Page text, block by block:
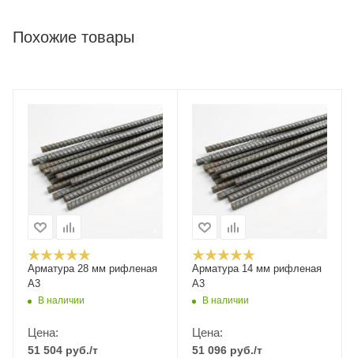
Похожие товары
Арматура 28 мм рифленая
А3
В наличии
Цена:
51 504 руб./т
Арматура 14 мм рифленая
А3
В наличии
Цена:
51 096 руб./т